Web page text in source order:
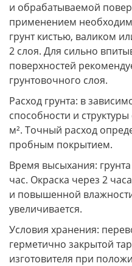
и обрабатываемой
применением
грунт кистью, валиком
2 слоя. Для сильно
поверхностей
грунтовочного слоя.
Расход грунта: в
способности и
м². Точный расход
пробным покрытием.
Время высыхания:
час. Окраска через 2
и повышенной
увеличивается.
Условия хранения:
герметично закрытой
изготовителя при